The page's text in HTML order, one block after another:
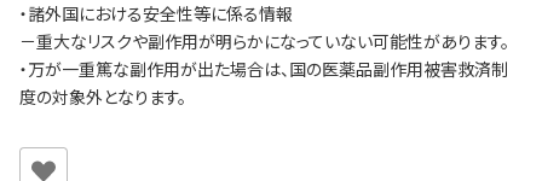
・諸外国における安全性等に係る情報
－重大なリスクや副作用が明らかになっていない可能性があります。
・万が一重篤な副作用が出た場合は、国の医薬品副作用被害救済制
度の対象外となります。